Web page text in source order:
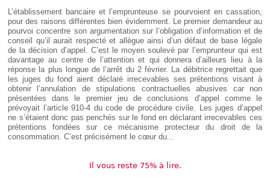
L’établissement bancaire et l’emprunteuse se pourvoient en cassation,
pour des raisons différentes bien évidemment. Le premier demandeur au
pourvoi concentre son argumentation sur l’obligation d’information et de
conseil qu’il aurait respecté et allègue ainsi d’un défaut de base légale
de la décision d’appel. C’est le moyen soulevé par l’emprunteur qui est
davantage au centre de l’attention et qui donnera d’ailleurs lieu à la
réponse la plus longue de l’arrêt du 2 février. La débitrice regrettait que
les juges du fond aient déclaré irrecevables ses prétentions visant à
obtenir l’annulation de stipulations contractuelles abusives car non
présentées dans le premier jeu de conclusions d’appel comme le
prévoyait l’article 910-4 du code de procédure civile. Les juges d’appel
ne s’étaient donc pas penchés sur le fond en déclarant irrecevables ces
prétentions fondées sur ce mécanisme protecteur du droit de la
consommation. C’est précisément le cœur du...
Il vous reste 75% à lire.